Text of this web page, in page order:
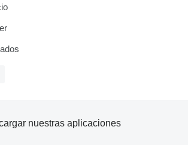
nuestras aplicaciones